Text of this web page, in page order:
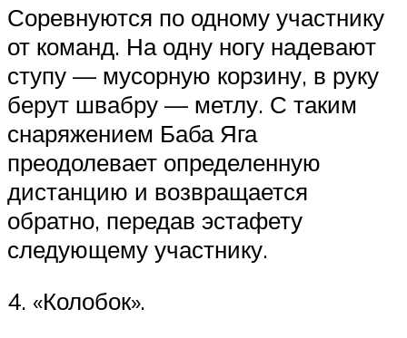
Соревнуются по одному участнику
от команд. На одну ногу надевают
ступу — мусорную корзину, в руку
берут швабру — метлу. С таким
снаряжением Баба Яга
преодолевает определенную
дистанцию и возвращается
обратно, передав эстафету
следующему участнику.
4. «Колобок».